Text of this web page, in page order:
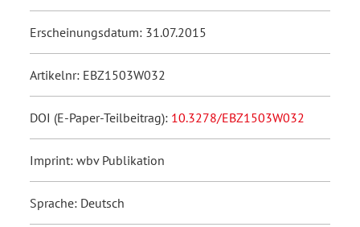
Erscheinungsdatum: 31.07.2015
Artikelnr: EBZ1503W032
DOI (E-Paper-Teilbeitrag): 10.3278/EBZ1503W032
Imprint: wbv Publikation
Sprache: Deutsch